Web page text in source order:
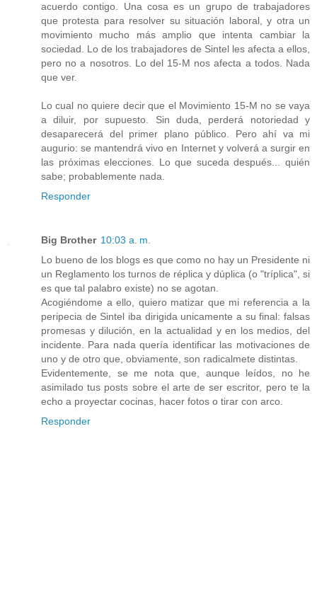
acuerdo contigo. Una cosa es un grupo de trabajadores
que protesta para resolver su situación laboral, y otra un
movimiento mucho más amplio que intenta cambiar la
sociedad. Lo de los trabajadores de Sintel les afecta a ellos,
pero no a nosotros. Lo del 15-M nos afecta a todos. Nada
que ver.
Lo cual no quiere decir que el Movimiento 15-M no se vaya
a diluir, por supuesto. Sin duda, perderá notoriedad y
desaparecerá del primer plano público. Pero ahí va mi
augurio: se mantendrá vivo en Internet y volverá a surgir en
las próximas elecciones. Lo que suceda después... quién
sabe; probablemente nada.
Responder
Big Brother 10:03 a. m.
Lo bueno de los blogs es que como no hay un Presidente ni
un Reglamento los turnos de réplica y dúplica (o "tríplica", si
es que tal palabro existe) no se agotan.
Acogiéndome a ello, quiero matizar que mi referencia a la
peripecia de Sintel iba dirigida unicamente a su final: falsas
promesas y dilución, en la actualidad y en los medios, del
incidente. Para nada quería identificar las motivaciones de
uno y de otro que, obviamente, son radicalmete distintas.
Evidentemente, se me nota que, aunque leídos, no he
asimilado tus posts sobre el arte de ser escritor, pero te la
echo a proyectar cocinas, hacer fotos o tirar con arco.
Responder